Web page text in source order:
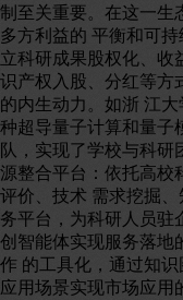
制至关重要。在这一生
多方利益的 平衡和可
立科研成果股权化、收
识产权入股、分红等方
的内生动力。如浙 江
种超导量子计算和量子
队，实现了学校与科研
源整合平台：依托高校
评价、技术 需求挖掘
务平台，为科研人员驻
创智能体实现服务落地
作 的工具化，通过知
应用场景实现市场应用